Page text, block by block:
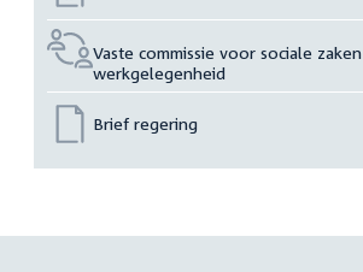
Vaste commissie voor sociale
werkgelegenheid
Brief regering